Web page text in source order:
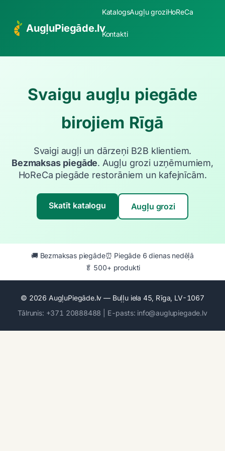
AugļuPiegāde.lv
KatalogsAugļu groziHoReCa
Kontakti
Svaigu augļu piegāde
birojiem Rīgā
Svaigi augļi un dārzeņi B2B klientiem.
Bezmaksas piegāde. Augļu grozi uzņēmumiem,
HoReCa piegāde restorāniem un kafejnīcām.
Skatīt katalogu Augļu grozi
🚚 Bezmaksas piegāde⏰ Piegāde 6 dienas nedēļā
🥬 500+ produkti
© 2026 AugļuPiegāde.lv — Buļļu iela 45, Rīga, LV-1067
Tālrunis: +371 20888488 | E-pasts: info@auglupiegade.lv